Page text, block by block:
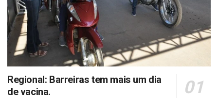
Regional: Barreiras tem mais um dia
de vacina.